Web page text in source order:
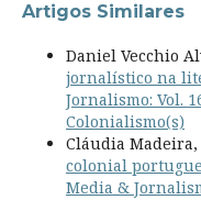
Artigos Similares
Daniel Vecchio
jornalístico na
Jornalismo: Vol.
Colonialismo(s)
Cláudia Madeira,
colonial
Media &